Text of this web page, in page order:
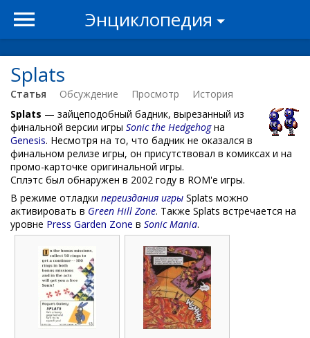
Энциклопедия
Splats
Статья Обсуждение Просмотр
История
Splats — зайцеподобный бадник, вырезанный из
финальной версии игры Sonic the Hedgehogна
Genesis. Несмотря на то, что бадник не оказался в
финальном релизе игры, он присутствовал в комиксах и на
промо-карточке оригинальной игры.
Сплэтс был обнаружен в 2002 году в ROM'е игры.
В режиме отладки переиздания игры Splats можно
активировать в Green Hill Zone. Также Splats встречается на
уровне Press Garden Zone в Sonic Mania.